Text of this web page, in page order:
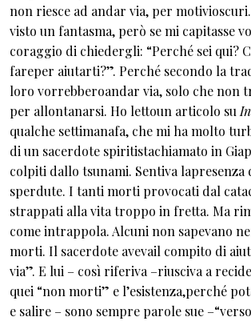
non riesce ad andar via, per
visto un fantasma, però se mi capitasse
coraggio di chiedergli: “Perché sei qui?
fareper aiutarti?”. Perché secondo la
loro vorrebberoandar via, solo che non
per allontanarsi. Ho lettoun articolo su
qualche settimanafa, che mi ha molto
di un sacerdote spiritistachiamato in
colpiti dallo tsunami. Sentiva lapresenza
sperdute. I tanti morti provocati dal
strappati alla vita troppo in fretta. Ma
come intrappola. Alcuni non sapevano
morti. Il sacerdote avevail compito di
via”. E lui – così riferiva –riusciva a
quei “non morti” e l’esistenza,perché
e salire – sono sempre parole sue